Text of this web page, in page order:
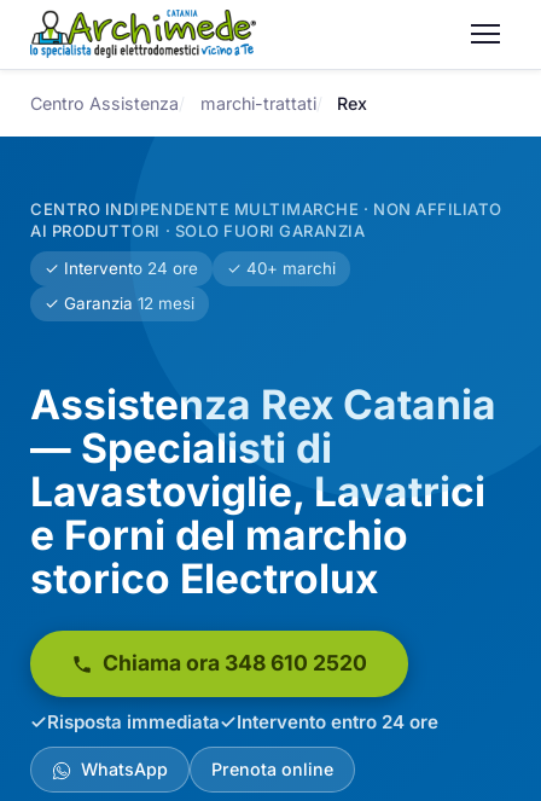
Centro Assistenza marchi-trattati Rex
CENTRO INDIPENDENTE MULTIMARCHE · NON AFFILIATO
AI PRODUTTORI · SOLO FUORI GARANZIA
✓ Intervento 24 ore
✓ 40+ marchi
✓ Garanzia 12 mesi
Assistenza Rex Catania
— Specialisti di
Lavastoviglie, Lavatrici
e Forni del marchio
storico Electrolux
Chiama ora 348 610 2520
Risposta immediata Intervento entro 24 ore
WhatsApp Prenota online